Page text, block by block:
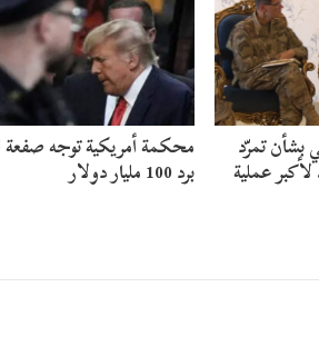
بشأن تمرّد
عملية
محكمة أمريكية توجه صفعة
برد 100 مليار دولار